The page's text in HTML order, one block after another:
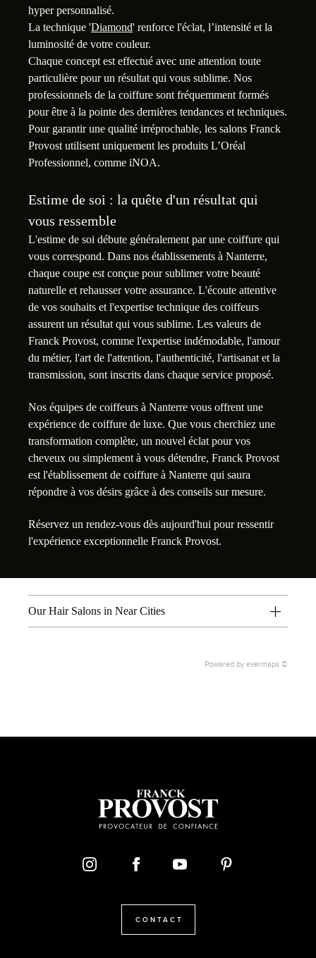
hyper personnalisé.
La technique 'Diamond' renforce l'éclat, l’intensité et la
luminosité de votre couleur.
Chaque concept est effectué avec une attention toute
particulière pour un résultat qui vous sublime. Nos
professionnels de la coiffure sont fréquemment formés
pour être à la pointe des dernières tendances et techniques.
Pour garantir une qualité irréprochable, les salons Franck
Provost utilisent uniquement les produits L’Oréal
Professionnel, comme iNOA.
Estime de soi : la quête d'un résultat qui
vous ressemble
L'estime de soi débute généralement par une coiffure qui
vous correspond. Dans nos établissements à Nanterre,
chaque coupe est conçue pour sublimer votre beauté
naturelle et rehausser votre assurance. L'écoute attentive
de vos souhaits et l'expertise technique des coiffeurs
assurent un résultat qui vous sublime. Les valeurs de
Franck Provost, comme l'expertise indémodable, l'amour
du métier, l'art de l'attention, l'authenticité, l'artisanat et la
transmission, sont inscrits dans chaque service proposé.
Nos équipes de coiffeurs à Nanterre vous offrent une
expérience de coiffure de luxe. Que vous cherchiez une
transformation complète, un nouvel éclat pour vos
cheveux ou simplement à vous détendre, Franck Provost
est l'établissement de coiffure à Nanterre qui saura
répondre à vos désirs grâce à des conseils sur mesure.
Réservez un rendez-vous dès aujourd'hui pour ressentir
l'expérience exceptionnelle Franck Provost.
Our Hair Salons in Near Cities
Powered by evermaps ©
CONTACT